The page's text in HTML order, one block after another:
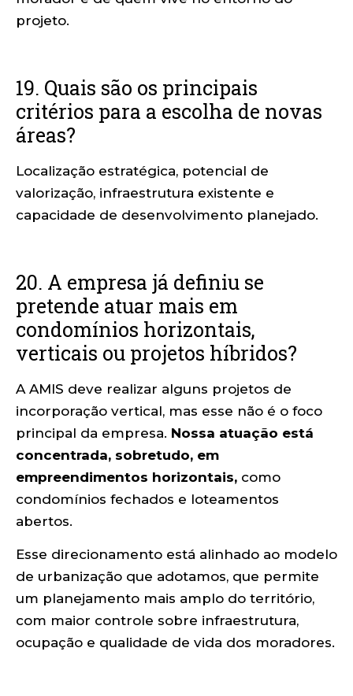
projeto.
19. Quais são os principais
critérios para a escolha de novas
áreas?
Localização estratégica, potencial de
valorização, infraestrutura existente e
capacidade de desenvolvimento planejado.
20. A empresa já definiu se
pretende atuar mais em
condomínios horizontais,
verticais ou projetos híbridos?
A AMIS deve realizar alguns projetos de
incorporação vertical, mas esse não é o foco
principal da empresa. Nossa atuação está
concentrada, sobretudo, em
empreendimentos horizontais, como
condomínios fechados e loteamentos
abertos.
Esse direcionamento está alinhado ao modelo
de urbanização que adotamos, que permite
um planejamento mais amplo do território,
com maior controle sobre infraestrutura,
ocupação e qualidade de vida dos moradores.